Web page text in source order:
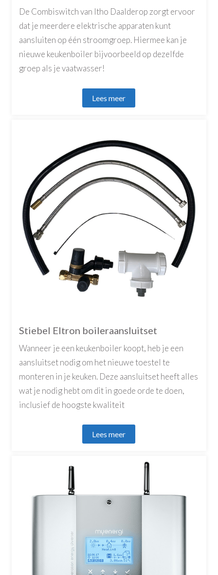
De Combiswitch van Itho Daalderop zorgt ervoor
dat je meerdere elektrische apparaten kunt
aansluiten op één stroomgroep. Hiermee kan je
nieuwe keukenboiler bijvoorbeeld op dezelfde
groep als je vaatwasser!
Lees meer
Stiebel Eltron boileraansluitset
Wanneer je een keukenboiler koopt, heb je een
aansluitset nodig om het nieuwe toestel te
monteren in je keuken. Deze aansluitset heeft alles
wat je nodig hebt om dit in goede orde te doen,
inclusief de hoogste kwaliteit
Lees meer